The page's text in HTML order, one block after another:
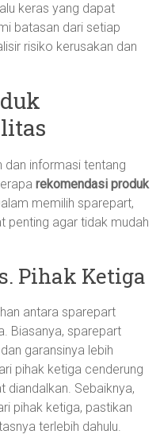
keras yang dapat
batasan dari setiap
risiko kerusakan dan
dan informasi tentang
rekomendasi produk
memilih sparepart,
penting agar tidak mudah
Pihak Ketiga
antara sparepart
Biasanya, sparepart
garansinya lebih
pihak ketiga cenderung
diandalkan. Sebaiknya,
pihak ketiga, pastikan
terlebih dahulu.